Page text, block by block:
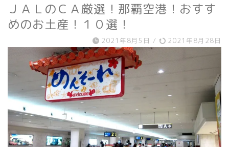
ＪＡＬのＣＡ厳選！那覇空港！おすす
めのお土産！１０選！
2021年8月5日 / 2021年8月28日